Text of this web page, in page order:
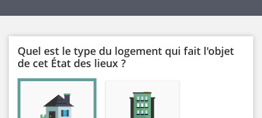
Quel est le type du logement qui fait l'objet
de cet État des lieux ?